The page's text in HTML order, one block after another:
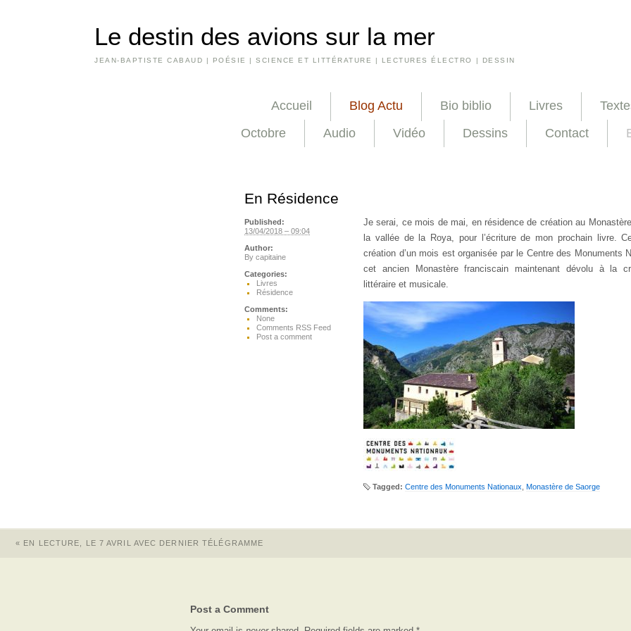
Le destin des avions sur la mer
JEAN-BAPTISTE CABAUD | POÉSIE | SCIENCE ET LITTÉRATURE | LECTURES ÉLECTRO | DESSIN
Accueil Blog Actu Bio biblio Livres
Octobre
Audio Vidéo Dessins Contact
En Résidence
Je serai, ce mois de mai, en résidence de création au
la vallée de la Roya, pour l’écriture de mon prochain livre.
création d’un mois est organisée par le Centre des Monuments
cet ancien Monastère franciscain maintenant dévolu à la
littéraire et musicale.
Tagged: Centre des Monuments Nationaux Monastère de Saorge
Published:
13/04/2018 – 09:04
Author:
By capitaine
Categories:
Livres
Résidence
Comments:
None
Comments RSS Feed
Post a comment
« EN LECTURE, LE 7 AVRIL AVEC DERNIER TÉLÉGRAMME
Post a Comment